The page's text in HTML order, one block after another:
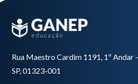
Rua Maestro Cardim 1191, 1º Andar
SP, 01323-001